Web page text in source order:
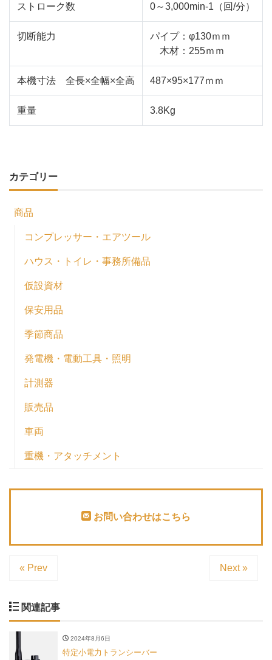
ストローク数 0～3,000min-1（回/分）
切断能力
パイプ：φ130ｍｍ
木材：255ｍｍ
本機寸法 全長×全幅×全高 487×95×177ｍｍ
重量 3.8Kg
カテゴリー
商品
コンプレッサー・エアツール
ハウス・トイレ・事務所備品
仮設資材
保安用品
季節商品
発電機・電動工具・照明
計測器
販売品
車両
重機・アタッチメント
お問い合わせはこちら
« Prev Next »
関連記事
2024年8月6日
特定小電力トランシーバー